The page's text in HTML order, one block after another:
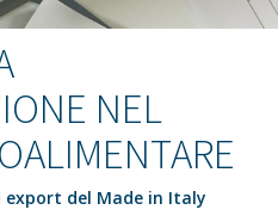
NEL
export del Made in Italy